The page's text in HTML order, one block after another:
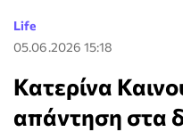
Life
05.06.2026 15:18
Κατερίνα
απάντηση στα